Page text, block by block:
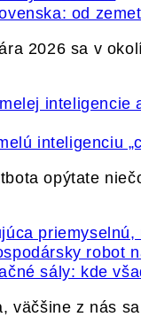
od
2026 sa v
inteligenciu
opýtate
sály: kde
väčšine z nás